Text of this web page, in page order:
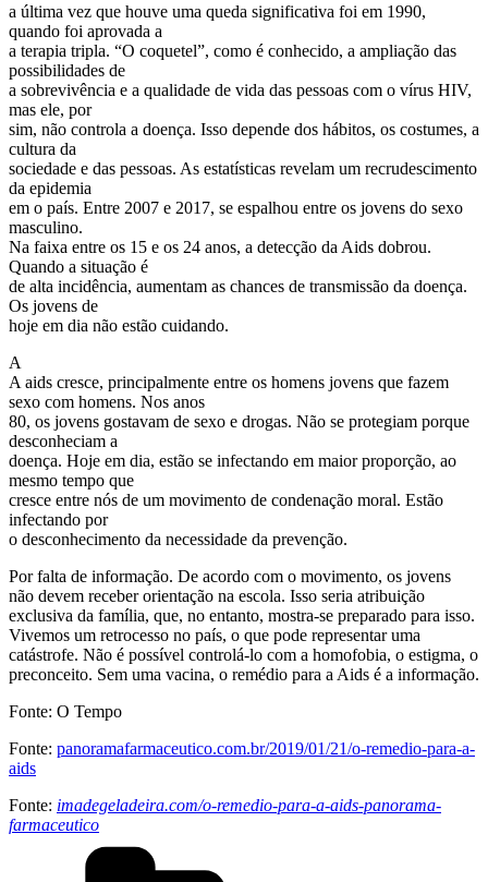
a última vez que houve uma queda significativa foi em 1990,
quando foi aprovada a
a terapia tripla. “O coquetel”, como é conhecido, a ampliação das
possibilidades de
a sobrevivência e a qualidade de vida das pessoas com o vírus HIV,
mas ele, por
sim, não controla a doença. Isso depende dos hábitos, os costumes, a
cultura da
sociedade e das pessoas. As estatísticas revelam um recrudescimento
da epidemia
em o país. Entre 2007 e 2017, se espalhou entre os jovens do sexo
masculino.
Na faixa entre os 15 e os 24 anos, a detecção da Aids dobrou.
Quando a situação é
de alta incidência, aumentam as chances de transmissão da doença.
Os jovens de
hoje em dia não estão cuidando.
A
A aids cresce, principalmente entre os homens jovens que fazem
sexo com homens. Nos anos
80, os jovens gostavam de sexo e drogas. Não se protegiam porque
desconheciam a
doença. Hoje em dia, estão se infectando em maior proporção, ao
mesmo tempo que
cresce entre nós de um movimento de condenação moral. Estão
infectando por
o desconhecimento da necessidade da prevenção.
Por falta de informação. De acordo com o movimento, os jovens
não devem receber orientação na escola. Isso seria atribuição
exclusiva da família, que, no entanto, mostra-se preparado para isso.
Vivemos um retrocesso no país, o que pode representar uma
catástrofe. Não é possível controlá-lo com a homofobia, o estigma, o
preconceito. Sem uma vacina, o remédio para a Aids é a informação.
Fonte: O Tempo
Fonte: panoramafarmaceutico.com.br/2019/01/21/o-remedio-para-a-
aids
Fonte: imadegeladeira.com/o-remedio-para-a-aids-panorama-
farmaceutico